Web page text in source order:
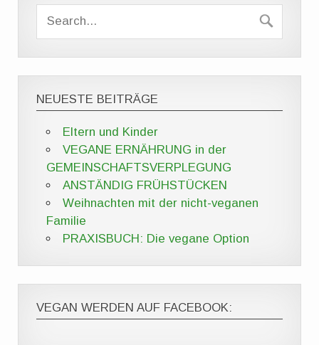
NEUESTE BEITRÄGE
Eltern und Kinder
VEGANE ERNÄHRUNG in der
GEMEINSCHAFTSVERPLEGUNG
ANSTÄNDIG FRÜHSTÜCKEN
Weihnachten mit der nicht-veganen
Familie
PRAXISBUCH: Die vegane Option
VEGAN WERDEN AUF FACEBOOK: